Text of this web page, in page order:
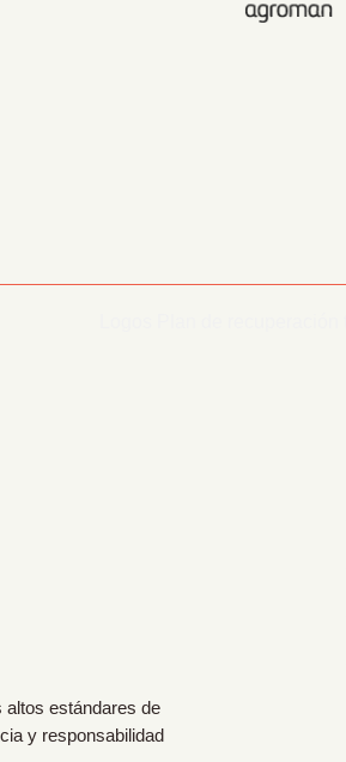
altos estándares de
y responsabilidad